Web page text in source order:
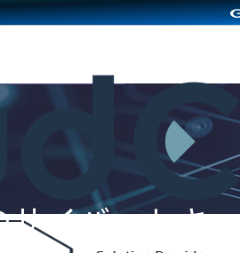
イバーセキ